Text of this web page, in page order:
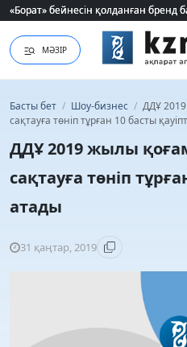
«Борат» бейнесін қолданған бренд
«Борат» бейнесін қолданған бренд
МӘЗІР
Басты бет / Шоу-бизнес / ДДҰ
сақтауға төніп тұрған 10 басты
ДДҰ 2019 жылы
сақтауға төніп
атады
31 қаңтар, 2019